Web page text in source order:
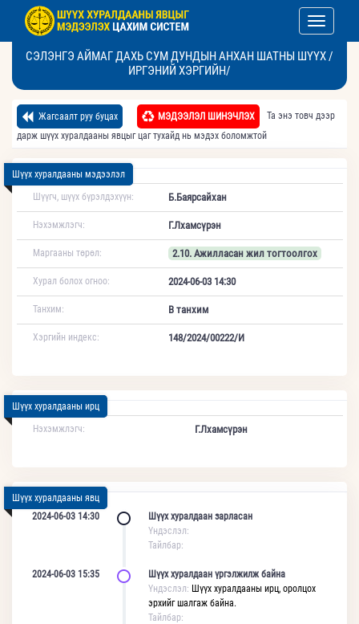
Toggle
СЭЛЭНГЭ АЙМАГ ДАХЬ СУМ ДУНДЫН АНХАН ШАТНЫ ШҮҮХ /
ИРГЭНИЙ ХЭРГИЙН/
Жагсаалт руу буцах МЭДЭЭЛЭЛ ШИНЭЧЛЭХ
Та энэ товч дээр
дарж шүүх хуралдааны явцыг цаг тухайд нь мэдэх боломжтой
Шүүх хуралдааны мэдээлэл
Шүүгч, шүүх бүрэлдэхүүн:
Б.Баярсайхан
Нэхэмжлэгч: Г.Лхамсүрэн
Маргааны төрөл: 2.10. Ажилласан жил тогтоолгох
Хурал болох огноо: 2024-06-03 14:30
Танхим: В танхим
Хэргийн индекс: 148/2024/00222/И
Шүүх хуралдааны ирц
Нэхэмжлэгч:
Г.Лхамсүрэн
Шүүх хуралдааны явц
2024-06-03 14:30
Шүүх хуралдаан зарласан
Үндэслэл:
Тайлбар:
2024-06-03 15:35
Шүүх хуралдаан үргэлжилж байна
Үндэслэл: Шүүх хуралдааны ирц, оролцох
эрхийг шалгаж байна.
Тайлбар: